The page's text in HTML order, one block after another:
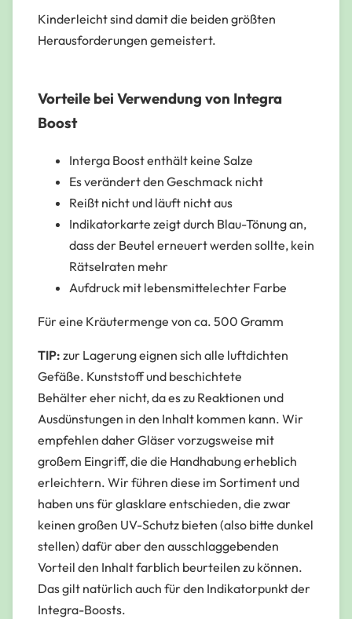
Kinderleicht sind damit die beiden größten
Herausforderungen gemeistert.
Vorteile bei Verwendung von Integra
Boost
Interga Boost enthält keine Salze
Es verändert den Geschmack nicht
Reißt nicht und läuft nicht aus
Indikatorkarte zeigt durch Blau-Tönung an,
dass der Beutel erneuert werden sollte, kein
Rätselraten mehr
Aufdruck mit lebensmittelechter Farbe
Für eine Kräutermenge von ca. 500 Gramm
TIP: zur Lagerung eignen sich alle luftdichten
Gefäße. Kunststoff und beschichtete
Behälter eher nicht, da es zu Reaktionen und
Ausdünstungen in den Inhalt kommen kann. Wir
empfehlen daher Gläser vorzugsweise mit
großem Eingriff, die die Handhabung erheblich
erleichtern. Wir führen diese im Sortiment und
haben uns für glasklare entschieden, die zwar
keinen großen UV-Schutz bieten (also bitte dunkel
stellen) dafür aber den ausschlaggebenden
Vorteil den Inhalt farblich beurteilen zu können.
Das gilt natürlich auch für den Indikatorpunkt der
Integra-Boosts.